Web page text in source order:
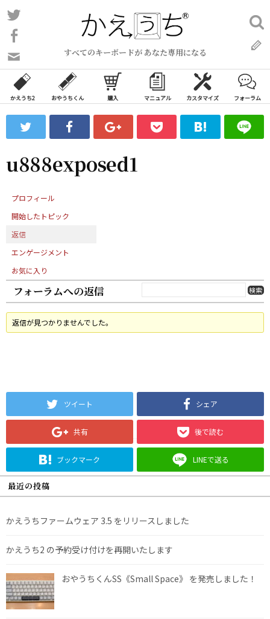
コ
ン
ン
ツ
ス
ッ
すべてのキーボードが あなた専用になる
い
合
わ
フ
ォ
ム
検
索:
かえうち2 おやうちくん 購入 マニュアル カスタマイズ フォーラム
u888exposed1
プロフィール
開始したトピック
返信
エンゲージメント
お気に入り
フォーラムへの返信
返信が見つかりませんでした。
ツイート シェア
共有 後で読む
ブックマーク LINEで送る
最近の投稿
かえうちファームウェア 3.5 をリリースしました
かえうち2 の予約受け付けを再開いたします
おやうちくんSS《Small Space》 を発売しました！